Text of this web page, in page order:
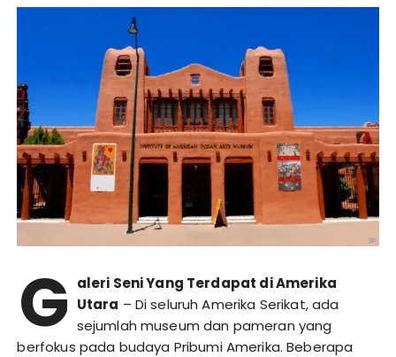
G aleri Seni Yang Terdapat di Amerika
Utara – Di seluruh Amerika Serikat, ada
sejumlah museum dan pameran yang
berfokus pada budaya Pribumi Amerika. Beberapa